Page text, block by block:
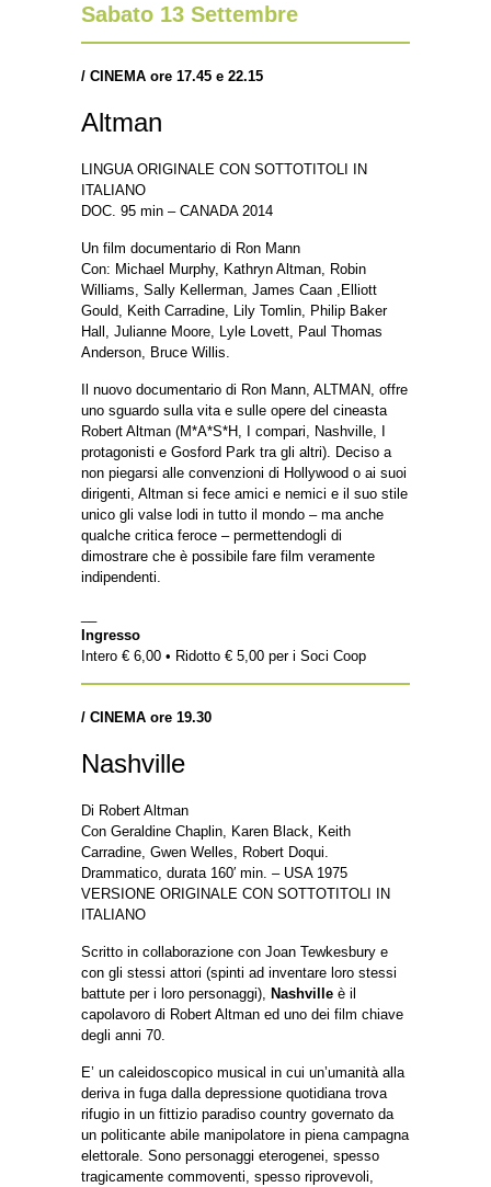
Sabato 13 Settembre
/ CINEMA ore 17.45 e 22.15
Altman
LINGUA ORIGINALE CON SOTTOTITOLI IN
ITALIANO
DOC. 95 min – CANADA 2014
Un film documentario di Ron Mann
Con: Michael Murphy, Kathryn Altman, Robin
Williams, Sally Kellerman, James Caan ,Elliott
Gould, Keith Carradine, Lily Tomlin, Philip Baker
Hall, Julianne Moore, Lyle Lovett, Paul Thomas
Anderson, Bruce Willis.
Il nuovo documentario di Ron Mann, ALTMAN, offre
uno sguardo sulla vita e sulle opere del cineasta
Robert Altman (M*A*S*H, I compari, Nashville, I
protagonisti e Gosford Park tra gli altri). Deciso a
non piegarsi alle convenzioni di Hollywood o ai suoi
dirigenti, Altman si fece amici e nemici e il suo stile
unico gli valse lodi in tutto il mondo – ma anche
qualche critica feroce – permettendogli di
dimostrare che è possibile fare film veramente
indipendenti.
Ingresso
Intero € 6,00 • Ridotto € 5,00 per i Soci Coop
/ CINEMA ore 19.30
Nashville
Di Robert Altman
Con Geraldine Chaplin, Karen Black, Keith
Carradine, Gwen Welles, Robert Doqui.
Drammatico, durata 160′ min. – USA 1975
VERSIONE ORIGINALE CON SOTTOTITOLI IN
ITALIANO
Scritto in collaborazione con Joan Tewkesbury e
con gli stessi attori (spinti ad inventare loro stessi
battute per i loro personaggi), Nashville è il
capolavoro di Robert Altman ed uno dei film chiave
degli anni 70.
E’ un caleidoscopico musical in cui un’umanità alla
deriva in fuga dalla depressione quotidiana trova
rifugio in un fittizio paradiso country governato da
un politicante abile manipolatore in piena campagna
elettorale. Sono personaggi eterogenei, spesso
tragicamente commoventi, spesso riprovevoli,